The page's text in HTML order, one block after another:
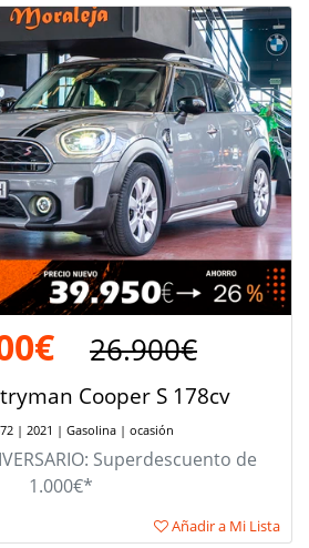
26.900€
Cooper S 178cv
| 2021 | Gasolina | ocasión
Superdescuento de
1.000€*
Añadir a Mi Lista